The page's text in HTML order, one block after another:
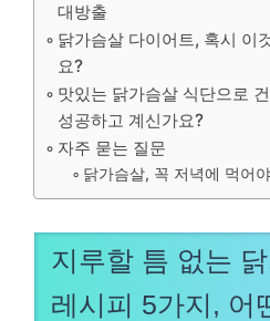
대방출
닭가슴살 다이어트, 혹시 이
요?
맛있는 닭가슴살 식단으로
성공하고 계신가요?
자주 묻는 질문
닭가슴살, 꼭 저녁에 먹어
지루할 틈 없는
레시피 5가지, 어